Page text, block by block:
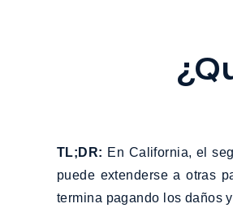
TL;DR: En California, el
puede extenderse a otras
termina pagando los daños